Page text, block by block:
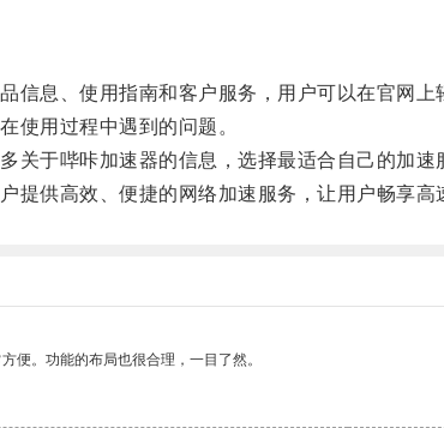
息、使用指南和客户服务，用户可以在官网上
用过程中遇到的问题。
于哔咔加速器的信息，选择最适合自己的加速
供高效、便捷的网络加速服务，让用户畅享高
便。功能的布局也很合理，一目了然。